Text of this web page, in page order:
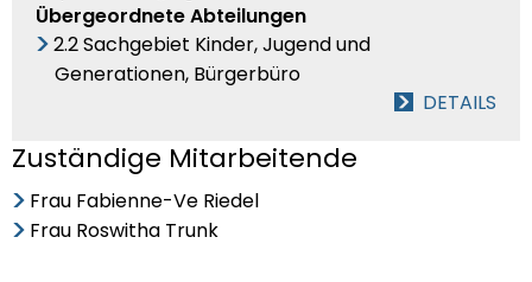
Übergeordnete Abteilungen
2.2 Sachgebiet Kinder, Jugend und
Generationen, Bürgerbüro
DETAILS
Zuständige Mitarbeitende
Frau Fabienne-Ve Riedel
Frau Roswitha Trunk